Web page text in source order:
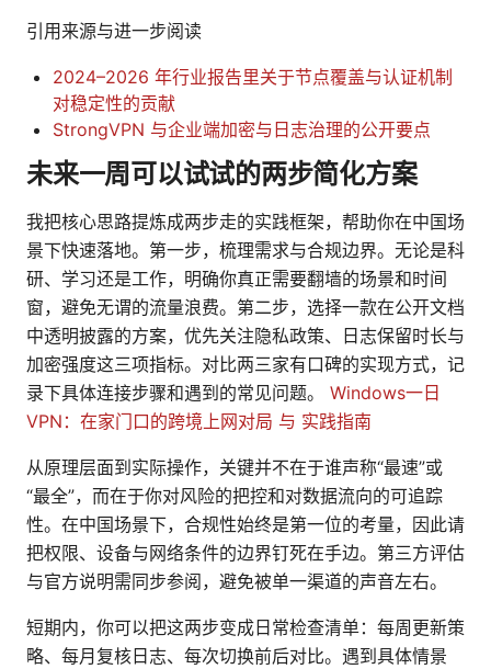
引用来源与进一步阅读
2024–2026 年行业报告里关于节点覆盖与认证机制
对稳定性的贡献
StrongVPN 与企业端加密与日志治理的公开要点
未来一周可以试试的两步简化方案
我把核心思路提炼成两步走的实践框架，帮助你在中国场
景下快速落地。第一步，梳理需求与合规边界。无论是科
研、学习还是工作，明确你真正需要翻墙的场景和时间
窗，避免无谓的流量浪费。第二步，选择一款在公开文档
中透明披露的方案，优先关注隐私政策、日志保留时长与
加密强度这三项指标。对比两三家有口碑的实现方式，记
录下具体连接步骤和遇到的常见问题。 Windows一日
VPN：在家门口的跨境上网对局 与 实践指南
从原理层面到实际操作，关键并不在于谁声称“最速”或
“最全”，而在于你对风险的把控和对数据流向的可追踪
性。在中国场景下，合规性始终是第一位的考量，因此请
把权限、设备与网络条件的边界钉死在手边。第三方评估
与官方说明需同步参阅，避免被单一渠道的声音左右。
短期内，你可以把这两步变成日常检查清单：每周更新策
略、每月复核日志、每次切换前后对比。遇到具体情景